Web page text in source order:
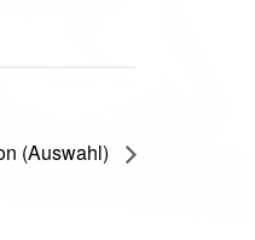
(Auswahl)